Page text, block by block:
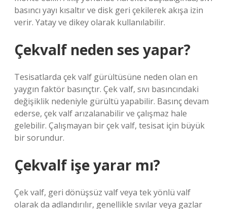
basıncı yayı kısaltır ve disk geri çekilerek akışa izin
verir. Yatay ve dikey olarak kullanılabilir.
Çekvalf neden ses yapar?
Tesisatlarda çek valf gürültüsüne neden olan en
yaygın faktör basınçtır. Çek valf, sıvı basıncındaki
değişiklik nedeniyle gürültü yapabilir. Basınç devam
ederse, çek valf arızalanabilir ve çalışmaz hale
gelebilir. Çalışmayan bir çek valf, tesisat için büyük
bir sorundur.
Çekvalf işe yarar mı?
Çek valf, geri dönüşsüz valf veya tek yönlü valf
olarak da adlandırılır, genellikle sıvılar veya gazlar